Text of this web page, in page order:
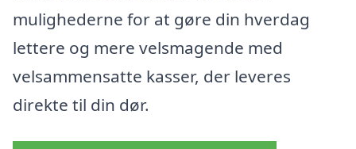
mulighederne for at gøre din hverdag
lettere og mere velsmagende med
velsammensatte kasser, der leveres
direkte til din dør.